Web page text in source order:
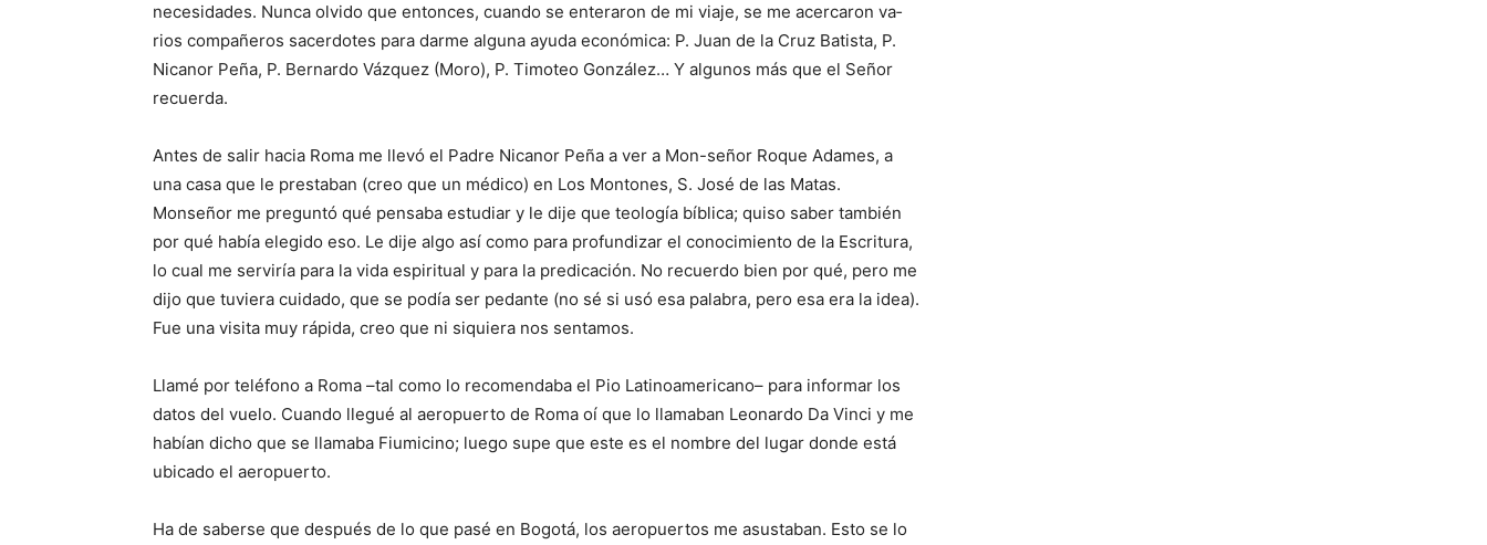
necesidades. Nunca olvido que entonces, cuando se enteraron de mi viaje, se me acercaron va­
rios compañeros sacerdotes para darme alguna ayuda económica: P. Juan de la Cruz Batista, P.
Nicanor Peña, P. Bernardo Vázquez (Moro), P. Timoteo Gonzá­lez… Y algunos más que el Señor
recuerda.
Antes de salir hacia Roma me llevó el Padre Nicanor Peña a ver a Mon-señor Roque Adames, a
una casa que le prestaban (creo que un médico) en Los Montones, S. José de las Matas.
Monseñor me preguntó qué pensaba estudiar y le dije que teología bíblica; quiso saber también
por qué había elegido eso. Le dije algo así como para profundizar el conocimiento de la Escritura,
lo cual me ser­viría para la vida espiritual y para la predicación. No re­cuerdo bien por qué, pero me
dijo que tuviera cuidado, que se podía ser pedante (no sé si usó esa palabra, pero esa era la idea).
Fue una vi­sita muy rápida, creo que ni siquiera nos sentamos.
Llamé por teléfono a Roma –tal como lo reco­mendaba el Pio Latinoame­ricano– para informar los
datos del vuelo. Cuando lle­gué al aeropuerto de Roma oí que lo llamaban Leonar­do Da Vinci y me
habían dicho que se llamaba Fiumi­cino; luego supe que este es el nombre del lugar donde está
ubicado el aeropuerto.
Ha de saberse que des­pués de lo que pasé en Bo­gotá, los aeropuertos me asustaban. Esto se lo